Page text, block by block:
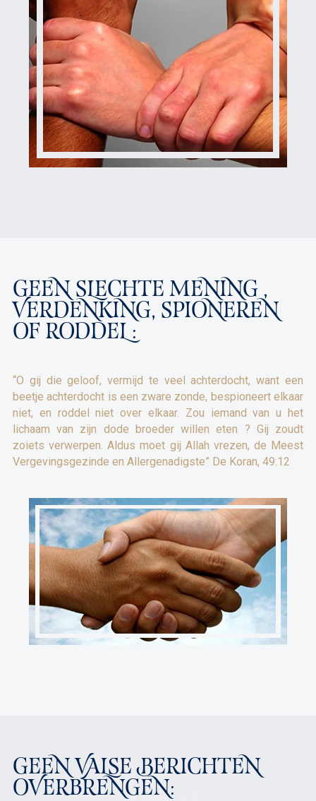
GEEN SLECHTE MENING ,
VERDENKING, SPIONEREN
OF RODDEL :
“O gij die geloof, vermijd te veel achterdocht, want een
beetje achterdocht is een zware zonde, bespioneert elkaar
niet, en roddel niet over elkaar. Zou iemand van u het
lichaam van zijn dode broeder willen eten ? Gij zoudt
zoiets verwerpen. Aldus moet gij Allah vrezen, de Meest
Vergevingsgezinde en Allergenadigste” De Koran, 49:12
GEEN VALSE BERICHTEN
OVERBRENGEN: